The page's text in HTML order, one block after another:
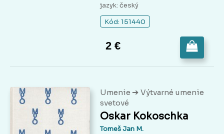
jazyk: český
Kód: 151440
2 €
Umenie ➔ Výtvarné umenie
svetové
Oskar Kokoschka
Tomeš Jan M.